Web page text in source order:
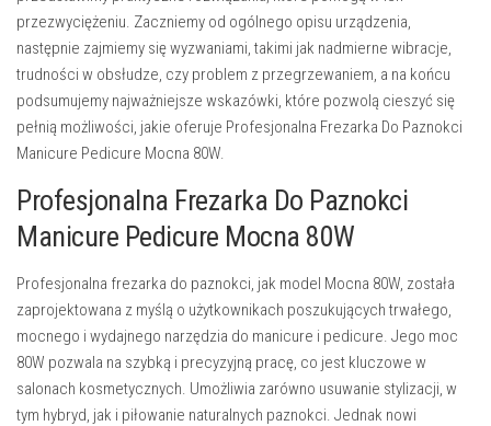
przezwyciężeniu. Zaczniemy od ogólnego opisu urządzenia,
następnie zajmiemy się wyzwaniami, takimi jak nadmierne wibracje,
trudności w obsłudze, czy problem z przegrzewaniem, a na końcu
podsumujemy najważniejsze wskazówki, które pozwolą cieszyć się
pełnią możliwości, jakie oferuje Profesjonalna Frezarka Do Paznokci
Manicure Pedicure Mocna 80W.
Profesjonalna Frezarka Do Paznokci
Manicure Pedicure Mocna 80W
Profesjonalna frezarka do paznokci, jak model Mocna 80W, została
zaprojektowana z myślą o użytkownikach poszukujących trwałego,
mocnego i wydajnego narzędzia do manicure i pedicure. Jego moc
80W pozwala na szybką i precyzyjną pracę, co jest kluczowe w
salonach kosmetycznych. Umożliwia zarówno usuwanie stylizacji, w
tym hybryd, jak i piłowanie naturalnych paznokci. Jednak nowi